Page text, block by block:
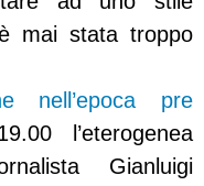
mai stata troppo
nell’epoca pre
l’eterogenea
Gianluigi